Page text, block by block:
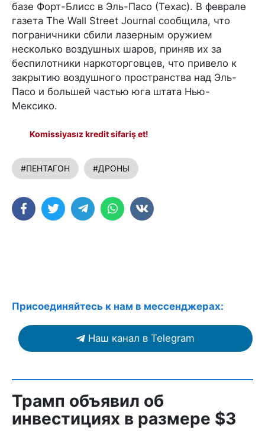
базе Форт-Блисс в Эль-Пасо (Техас). В феврале
газета The Wall Street Journal сообщила, что
пограничники сбили лазерным оружием
несколько воздушных шаров, приняв их за
беспилотники наркоторговцев, что привело к
закрытию воздушного пространства над Эль-
Пасо и большей частью юга штата Нью-
Мексико.
Komissiyasız kredit sifariş et!
#ПЕНТАГОН #ДРОНЫ
Присоединяйтесь к нам в мессенджерах:
Наш канал в Telegram
Трамп объявил об
инвестициях в размере $3